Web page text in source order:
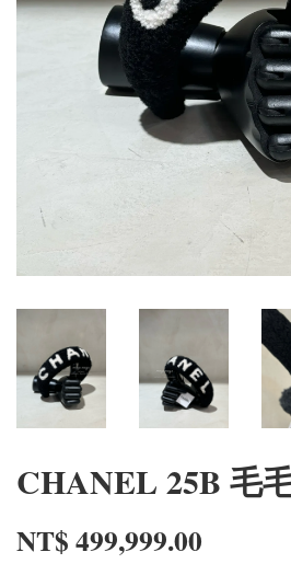
CHANEL 25B 毛
NT$ 499,999.00